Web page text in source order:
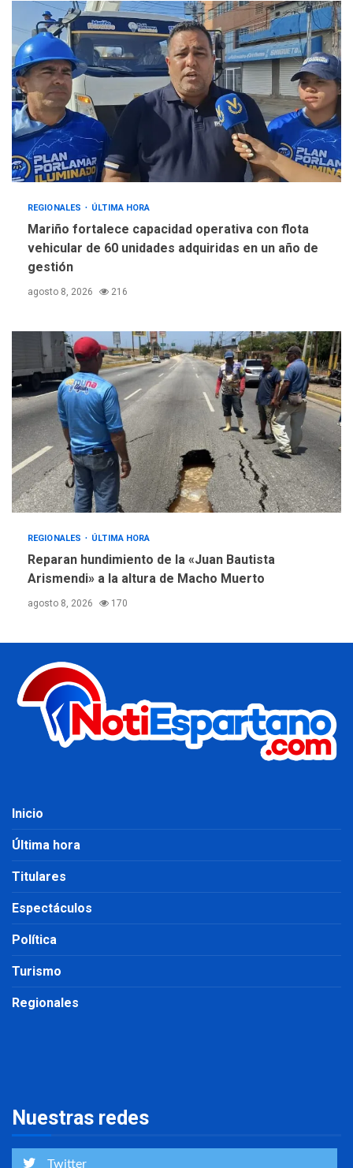
REGIONALES ÚLTIMA HORA
Mariño fortalece capacidad operativa con flota
vehicular de 60 unidades adquiridas en un año de
gestión
agosto 8, 2026 216
REGIONALES ÚLTIMA HORA
Reparan hundimiento de la «Juan Bautista
Arismendi» a la altura de Macho Muerto
agosto 8, 2026 170
Inicio
Última hora
Titulares
Espectáculos
Política
Turismo
Regionales
Nuestras redes
Twitter